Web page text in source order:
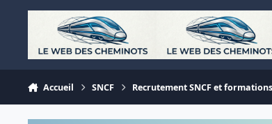
Aller au contenu
Accueil SNCF Recrutement SNCF et